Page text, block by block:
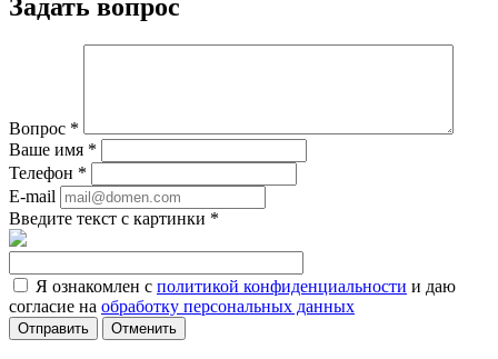
Задать вопрос
Вопрос *
Ваше имя *
Телефон *
E-mail
Введите текст с картинки *
Я ознакомлен с политикой конфиденциальности и даю
согласие на обработку персональных данных
Отменить